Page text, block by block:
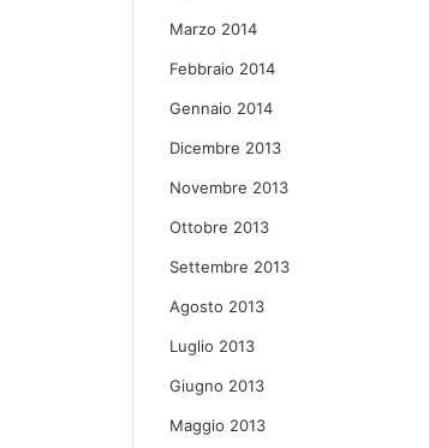
Marzo 2014
Febbraio 2014
Gennaio 2014
Dicembre 2013
Novembre 2013
Ottobre 2013
Settembre 2013
Agosto 2013
Luglio 2013
Giugno 2013
Maggio 2013